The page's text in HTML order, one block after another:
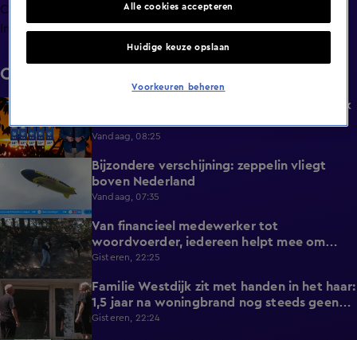
Clips
Info
Clips
1:45
Kwik stijgt naar 31 graden, later deze week
Vandaag, 08:25
0:52
Bijzondere verschijning: zeppelin vliegt
boven Nederland
Vandaag, 07:35
2:14
Van financieel medewerker tot
woordvoerder, iedereen helpt mee om
nieuwe natuurbrand te voorkomen
Gisteren, 22:25
2:10
Familie Westdijk zit met handen in het haar:
1,5 jaar na woningbrand nog steeds geen
zicht op hulp
Gisteren, 22:24
Alle cookies accepteren
Huidige keuze opslaan
Voorkeuren beheren